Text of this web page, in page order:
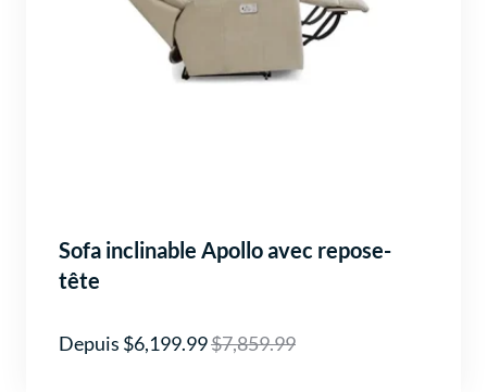
Sofa inclinable Apollo avec repose-
tête
Depuis $6,199.99$7,859.99